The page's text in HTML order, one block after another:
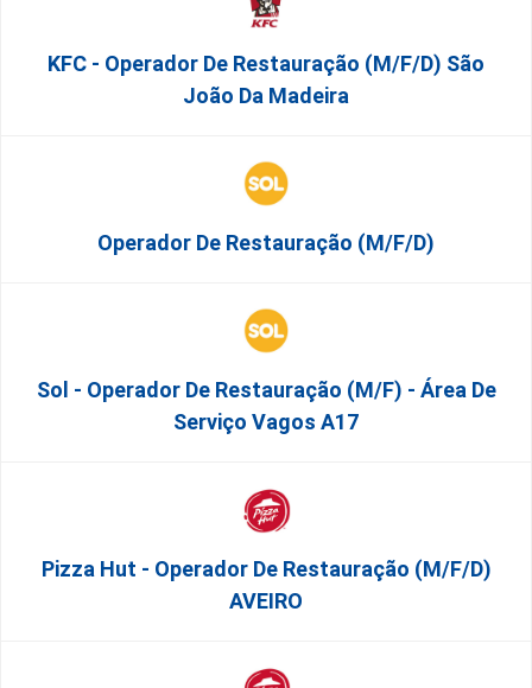
KFC - Operador De Restauração (m/f/d) São
João Da Madeira
Operador De Restauração (m/f/d)
Sol - Operador De Restauração (m/f) - Área De
Serviço Vagos A17
Pizza Hut - Operador De Restauração (m/f/d)
AVEIRO